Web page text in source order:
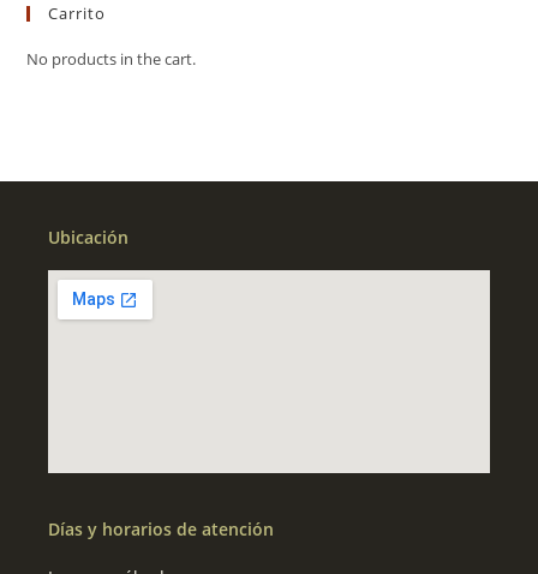
Carrito
No products in the cart.
Ubicación
Días y horarios de atención